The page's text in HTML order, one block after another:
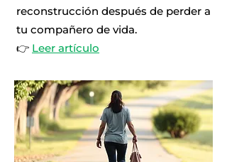
reconstrucción después de perder a
tu compañero de vida.
👉 Leer artículo